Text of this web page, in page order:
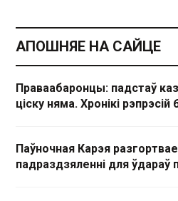
АПОШНЯЕ НА САЙЦЕ
Праваабаронцы: падстаў
ціску няма. Хронікі рэпрэсій
Паўночная Карэя
падраздзяленні для ўдараў